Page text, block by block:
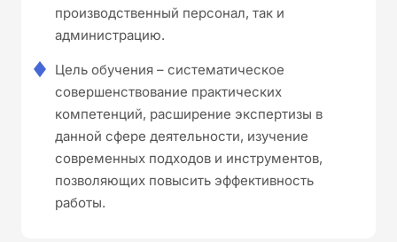
производственный персонал, так и
администрацию.
Цель обучения – систематическое
совершенствование практических
компетенций, расширение экспертизы в
данной сфере деятельности, изучение
современных подходов и инструментов,
позволяющих повысить эффективность
работы.